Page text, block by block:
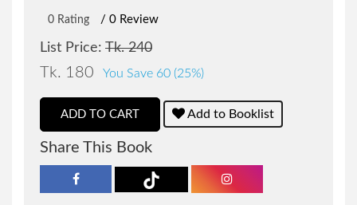
সারফুদ্দিন আহমেদ
রফিকুর রশীদ
সালাহ উদ্দিন মাহমুদ
বিক্রয় ও বিপণন
দক্ষতা বৃদ্ধি
উদ্যোক্তা ও ব্যবসায়িক ব্যক্তিত্ব
0 Rating / 0 Review
List Price: Tk. 240
Tk. 180 You Save 60 (25%)
ADD TO CART Add to Booklist
Share This Book